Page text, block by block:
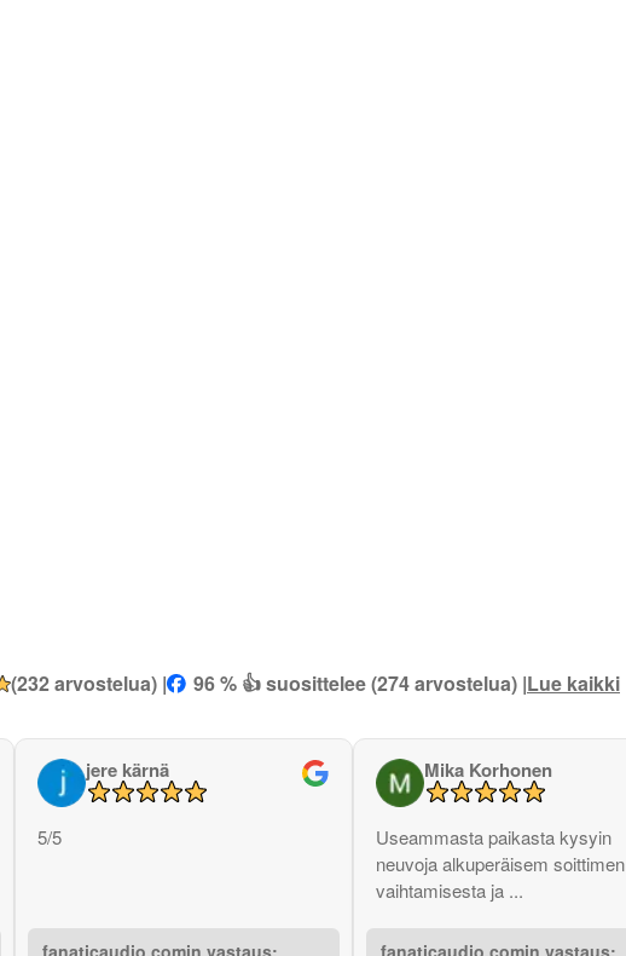
(232 arvostelua) | 96 % 👍 suosittelee (274 arvostelua) |Lue kaikki
jere kärnä
5/5
Mika Korhonen
Useammasta paikasta kysyin
neuvoja alkuperäisem soittimen
vaihtamisesta ja ...